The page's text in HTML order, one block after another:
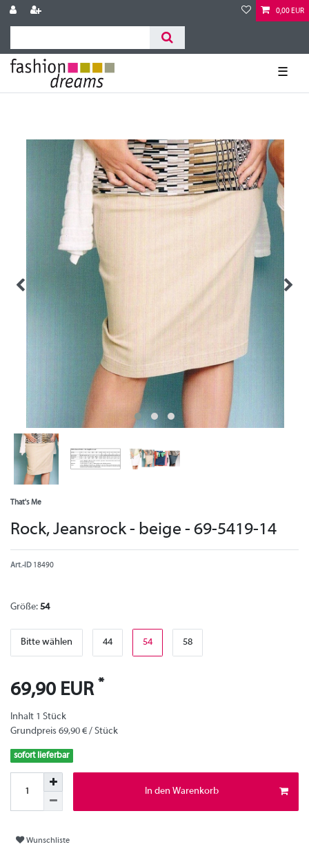
0,00 EUR
☰
That's Me
Rock, Jeansrock - beige - 69-5419-14
Art.-ID 18490
Größe: 54
Bitte wählen 44 54 58
69,90 EUR *
Inhalt 1 Stück
Grundpreis 69,90 € / Stück
sofort lieferbar
In den Warenkorb
Wunschliste